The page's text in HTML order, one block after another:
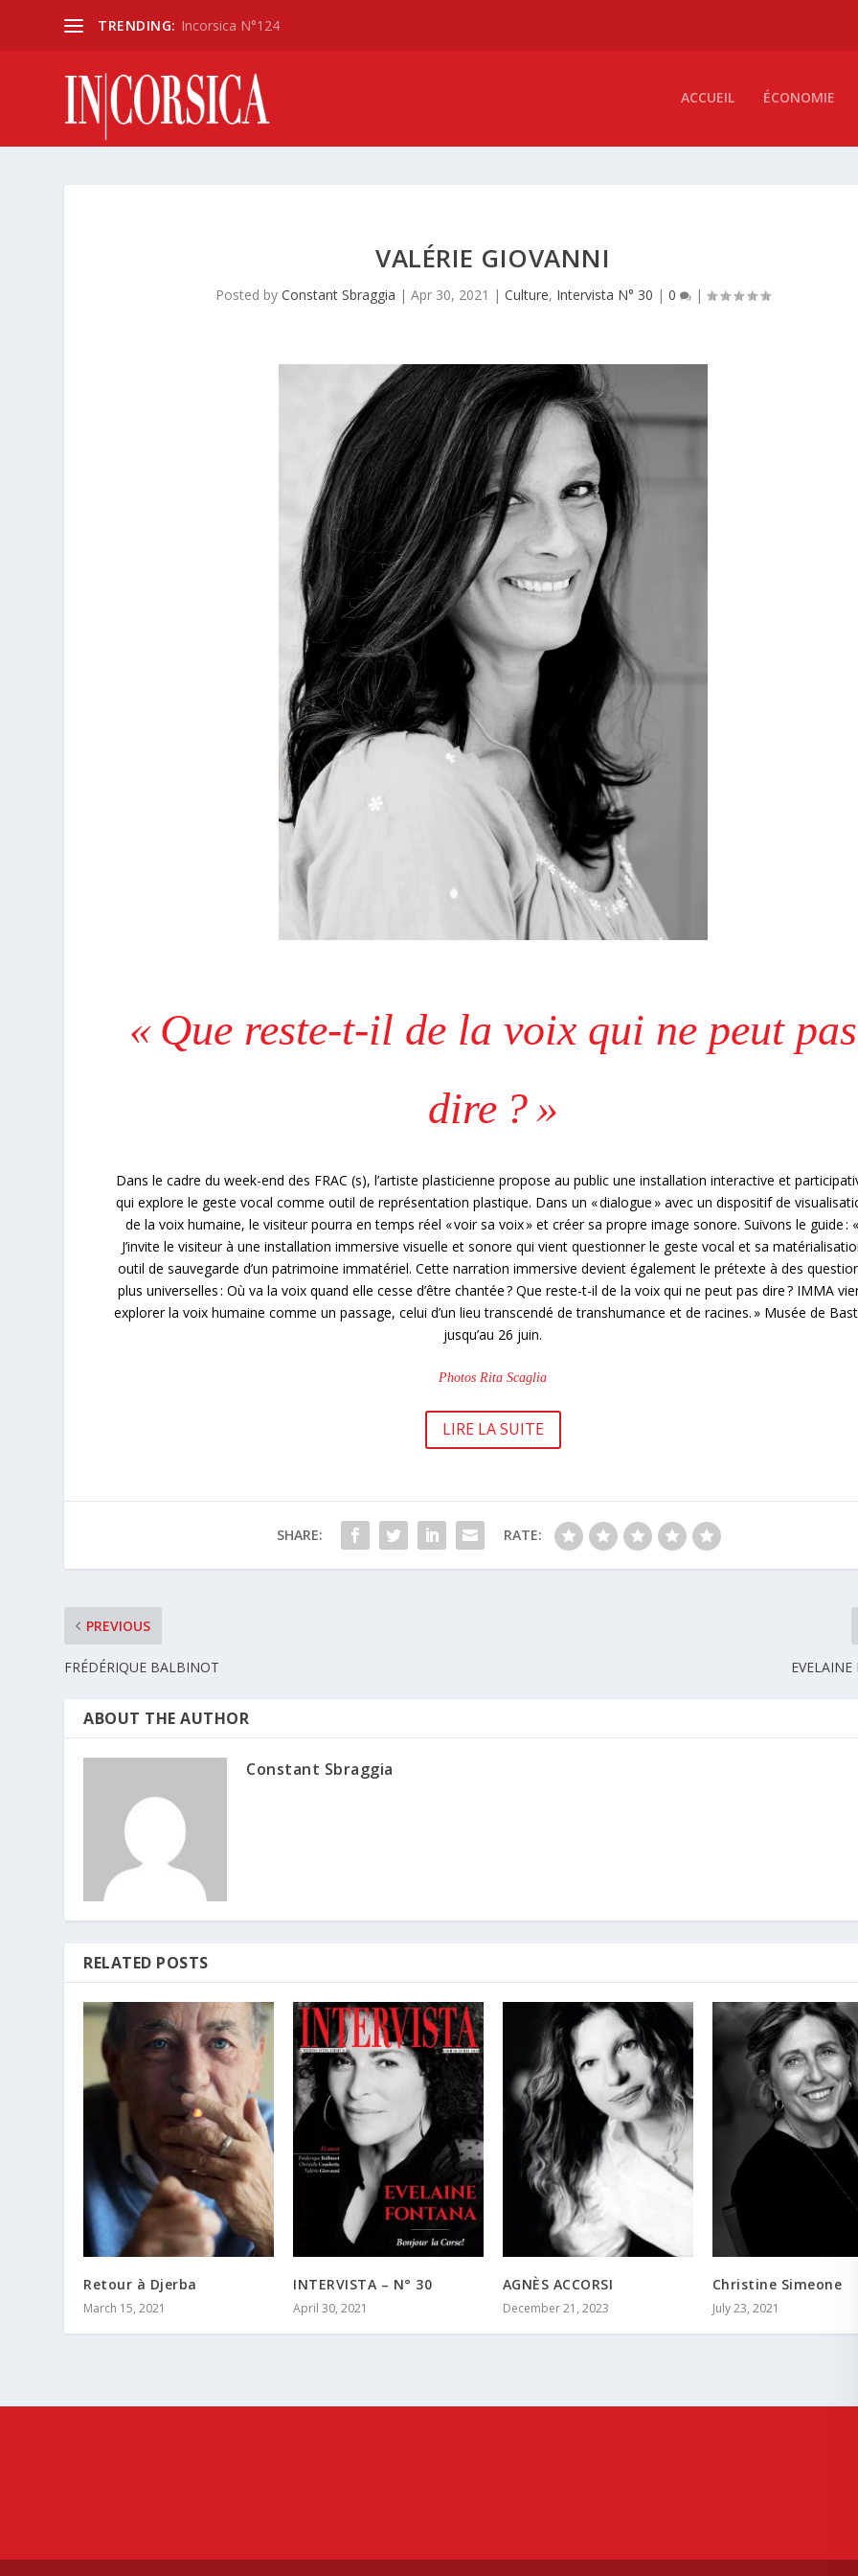
TRENDING: Incorsica N°124
ACCUEIL ÉCONOMIE
VALÉRIE GIOVANNI
Posted byConstant Sbraggia |Apr 30, 2021 |Culture, Intervista N° 30 |0 |
« Que reste-t-il de la voix qui ne peut pas
dire ? »
Dans le cadre du week-end des FRAC (s), l’artiste plasticienne propose au public une installation interactive et
qui explore le geste vocal comme outil de représentation plastique. Dans un « dialogue » avec un dispositif de
de la voix humaine, le visiteur pourra en temps réel « voir sa voix » et créer sa propre image sonore. Suivons le guide : «
J’invite le visiteur à une installation immersive visuelle et sonore qui vient questionner le geste vocal et sa
outil de sauvegarde d’un patrimoine immatériel. Cette narration immersive devient également le prétexte à des
plus universelles : Où va la voix quand elle cesse d’être chantée ? Que reste-t-il de la voix qui ne peut pas dire ? IMMA
explorer la voix humaine comme un passage, celui d’un lieu transcendé de transhumance et de racines. » Musée de
jusqu’au 26 juin.
Photos Rita Scaglia
LIRE LA SUITE
SHARE: RATE:
PREVIOUS
FRÉDÉRIQUE BALBINOT
ABOUT THE AUTHOR
Constant Sbraggia
RELATED POSTS
Retour à Djerba
March 15, 2021
INTERVISTA – N° 30
April 30, 2021
AGNÈS ACCORSI
December 21, 2023
Christine Simeone
July 23, 2021